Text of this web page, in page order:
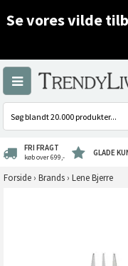
Se vores vilde
FRI FRAGT
køb over 699,- GLADE
Forside › Brands › Lene Bjerre